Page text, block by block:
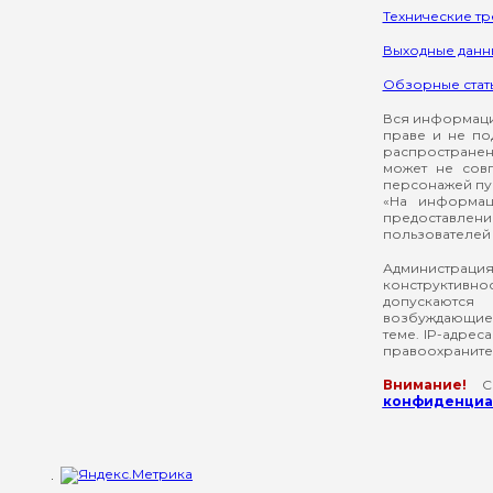
Технические
Выходные
Обзорные
Вся
праве и не
может не
персонажей
«На
теме. IP-
Внимание!